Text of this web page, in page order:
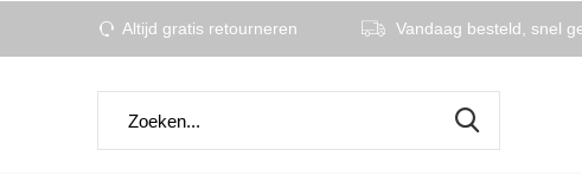
Altijd gratis retourneren Vandaag besteld, snel